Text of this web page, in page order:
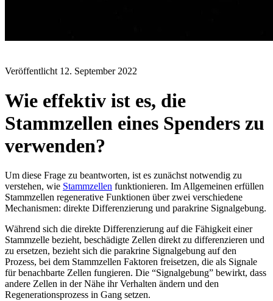
Veröffentlicht 12. September 2022
Wie effektiv ist es, die
Stammzellen eines Spenders zu
verwenden?
Um diese Frage zu beantworten, ist es zunächst notwendig zu
verstehen, wie Stammzellen funktionieren. Im Allgemeinen erfüllen
Stammzellen regenerative Funktionen über zwei verschiedene
Mechanismen: direkte Differenzierung und parakrine Signalgebung.
Während sich die direkte Differenzierung auf die Fähigkeit einer
Stammzelle bezieht, beschädigte Zellen direkt zu differenzieren und
zu ersetzen, bezieht sich die parakrine Signalgebung auf den
Prozess, bei dem Stammzellen Faktoren freisetzen, die als Signale
für benachbarte Zellen fungieren. Die “Signalgebung” bewirkt, dass
andere Zellen in der Nähe ihr Verhalten ändern und den
Regenerationsprozess in Gang setzen.